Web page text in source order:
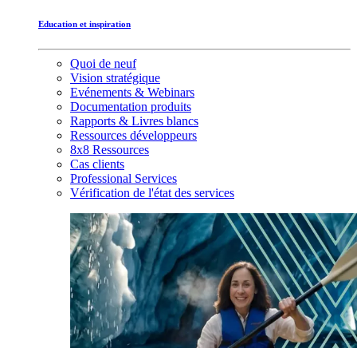
Education et inspiration
Quoi de neuf
Vision stratégique
Evénements & Webinars
Documentation produits
Rapports & Livres blancs
Ressources développeurs
8x8 Ressources
Cas clients
Professional Services
Vérification de l'état des services